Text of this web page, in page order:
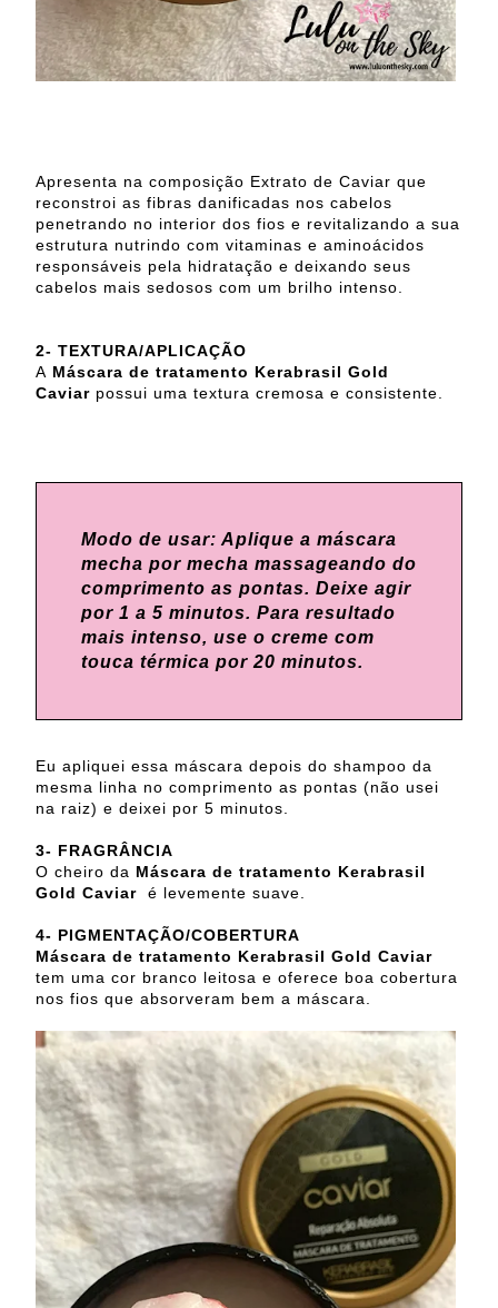
Apresenta na composição Extrato de Caviar que
reconstroi as fibras danificadas nos cabelos
penetrando no interior dos fios e revitalizando a sua
estrutura nutrindo com vitaminas e aminoácidos
responsáveis pela hidratação e deixando seus
cabelos mais sedosos com um brilho intenso.
2- TEXTURA/APLICAÇÃO
A Máscara de tratamento Kerabrasil Gold
Caviar possui uma textura cremosa e consistente.
Modo de usar: Aplique a máscara
mecha por mecha massageando do
comprimento as pontas. Deixe agir
por 1 a 5 minutos. Para resultado
mais intenso, use o creme com
touca térmica por 20 minutos.
Eu apliquei essa máscara depois do shampoo da
mesma linha no comprimento as pontas (não usei
na raiz) e deixei por 5 minutos.
3- FRAGRÂNCIA
O cheiro da Máscara de tratamento Kerabrasil
Gold Caviar é levemente suave.
4- PIGMENTAÇÃO/COBERTURA
Máscara de tratamento Kerabrasil Gold Caviar
tem uma cor branco leitosa e oferece boa cobertura
nos fios que absorveram bem a máscara.